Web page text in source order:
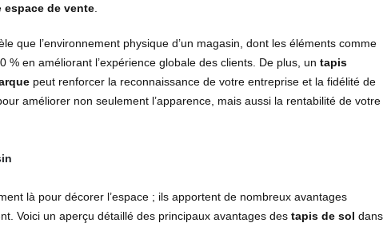
espace de vente
que l’environnement physique d’un magasin, dont les éléments comme
% en améliorant l’expérience globale des clients. De plus, un tapis
peut renforcer la reconnaissance de votre entreprise et la fidélité de
améliorer non seulement l’apparence, mais aussi la rentabilité de votre
là pour décorer l’espace ; ils apportent de nombreux avantages
Voici un aperçu détaillé des principaux avantages des tapis de sol dans